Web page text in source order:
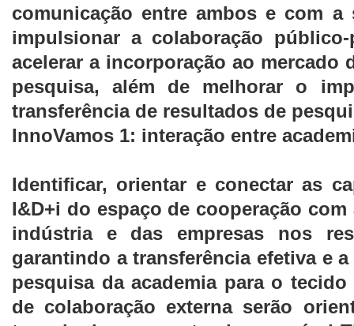
comunicação entre ambos e com
impulsionar a colaboração
acelerar a incorporação ao mercado
pesquisa, além de melhorar o
transferência de resultados de
InnoVamos 1: interação entre
Identificar, orientar e conectar as
I&D+i do espaço de cooperação
indústria e das empresas nos
garantindo a transferência efetiva e
pesquisa da academia para o
de colaboração externa serão